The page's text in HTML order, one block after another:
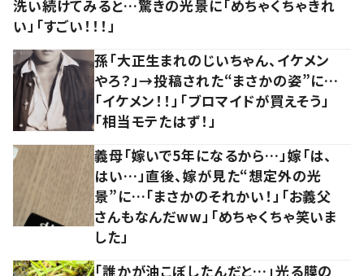
洗い続けてみると…驚きの光景に「めちゃくちゃきれ
い」「すごい！！！」
孫「大正生まれのじいちゃん、イケメン
やろ？」→投稿された“まさかの姿”に…
「イケメン！！」「ブロマイドが買えそう」
「相当モテたはず！」
義母「嫁いで5年になるから…」嫁「は、
はい…」直後、嫁が見た“想定外の光
景”に…「まさかのそれかい！」「お義父
さんもなんだww」「めちゃくちゃ笑いま
した」
「誰かが油こぼしたんだと…」光る膜の